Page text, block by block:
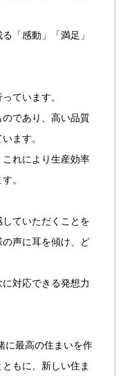
「感動」「満足」
ています。
であり、高い品質
ます。
れにより生産効率
。
ていただくことを
声に耳を傾け、ど
対応できる発想力
に最高の住まいを作
もに、新しい住ま